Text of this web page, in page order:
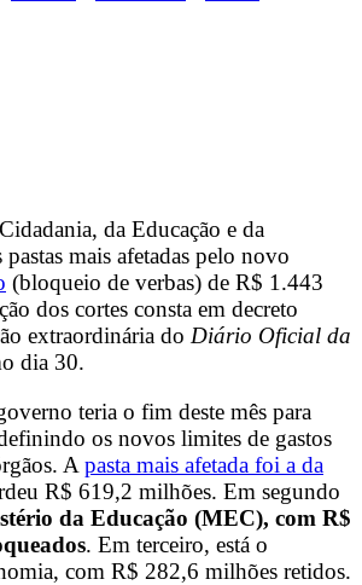
da Educação e da
mais afetadas pelo novo
(bloqueio de verbas) de R$ 1.443
dos cortes consta em decreto
extraordinária do Diário Oficial da
dia 30.
teria o fim deste mês para
os novos limites de gastos
A pasta mais afetada foi a da
R$ 619,2 milhões. Em segundo
da Educação (MEC), com R$
. Em terceiro, está o
com R$ 282,6 milhões retidos.